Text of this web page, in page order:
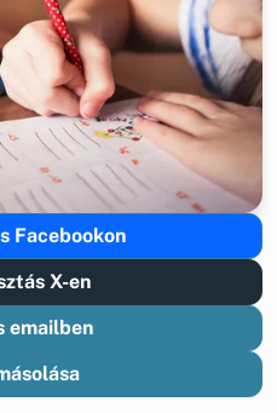
Facebookon
X-en
emailben